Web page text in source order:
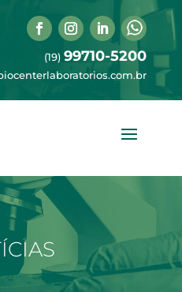
(19)99710-5200